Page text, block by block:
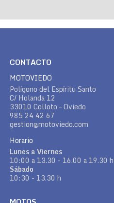
CONTACTO
MOTOVIEDO
Polígono del Espíritu Santo
C/ Holanda 12
33010 Colloto – Oviedo
985 24 42 67
gestion@motoviedo.com
Horario
Lunes a Viernes
10:00 a 13.30 - 16.00 a 19.30 h
Sábado
10:30 - 13.30 h